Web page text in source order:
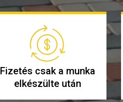
Fizetés csak a munka
elkészülte után